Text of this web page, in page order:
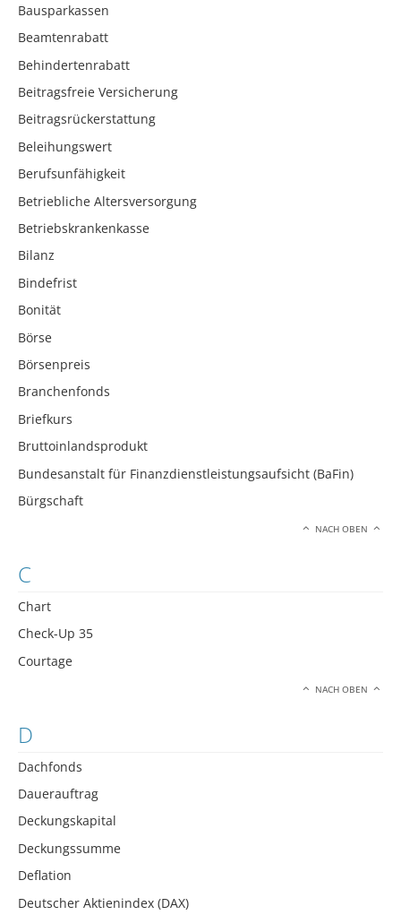
Bausparkassen
Beamtenrabatt
Behindertenrabatt
Beitragsfreie Versicherung
Beitragsrückerstattung
Beleihungswert
Berufsunfähigkeit
Betriebliche Altersversorgung
Betriebskrankenkasse
Bilanz
Bindefrist
Bonität
Börse
Börsenpreis
Branchenfonds
Briefkurs
Bruttoinlandsprodukt
Bundesanstalt für Finanzdienstleistungsaufsicht (BaFin)
Bürgschaft
NACH OBEN
C
Chart
Check-Up 35
Courtage
NACH OBEN
D
Dachfonds
Dauerauftrag
Deckungskapital
Deckungssumme
Deflation
Deutscher Aktienindex (DAX)